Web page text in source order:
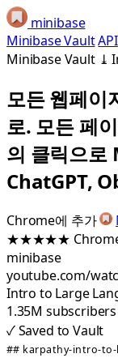
minibase
Minibase VaultAPI
Minibase Vault ⤓
모든 웹페
로. 모든 페
의 클릭으
ChatGPT,
Chrome에 추가
★★★★★
minibase
youtube.com/
Intro to Large
1.35M subscribers
✓Saved to Vault
## karpathy-intro-to-